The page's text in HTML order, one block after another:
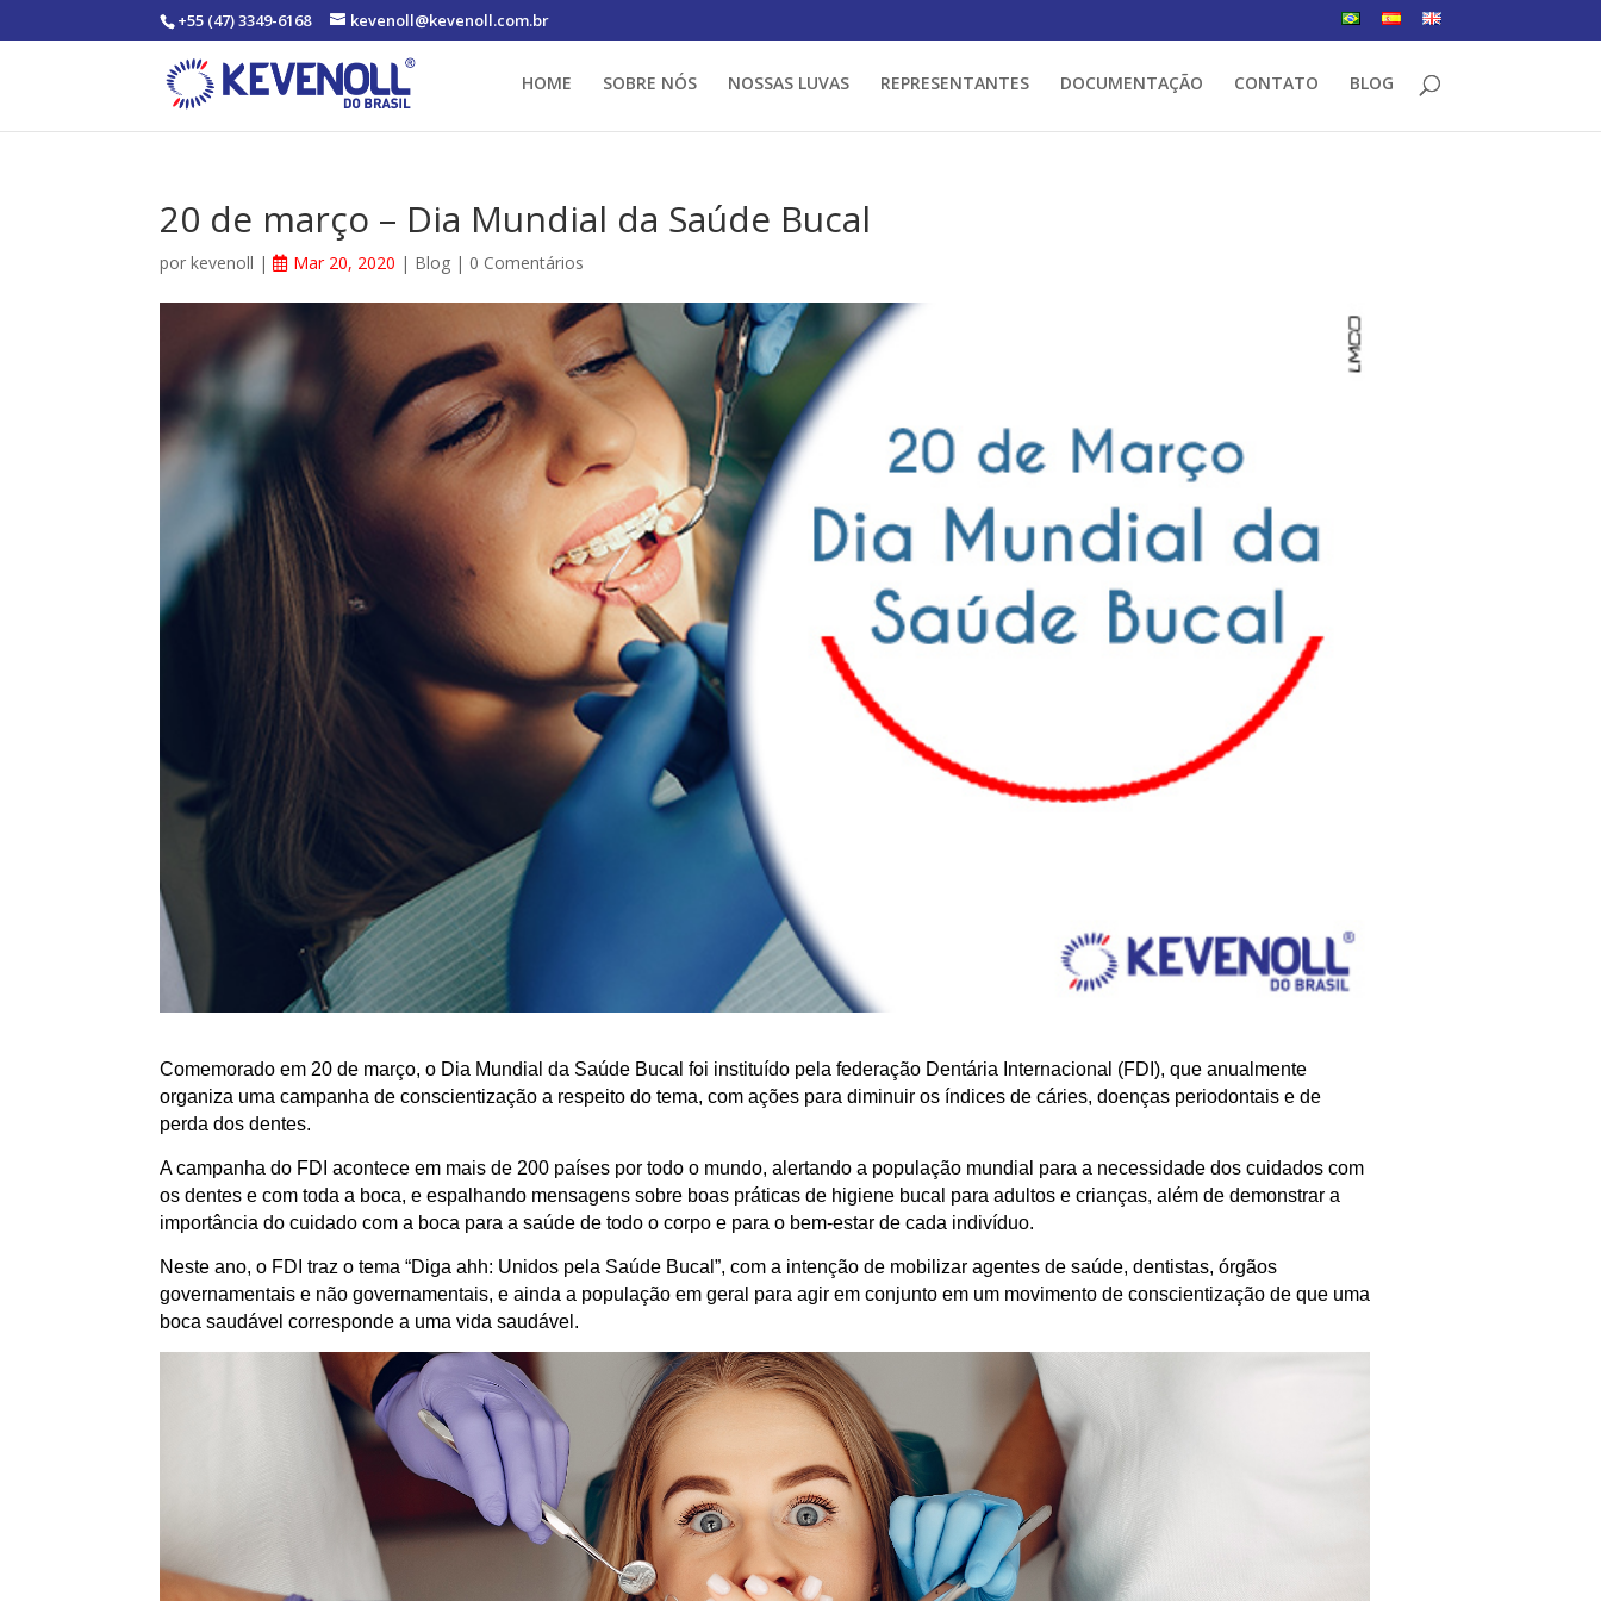
+55 (47) 3349-6168 kevenoll@kevenoll.com.br
HOME SOBRE NÓS NOSSAS LUVAS REPRESENTANTES DOCUMENTAÇÃO CONTATO BLOG
20 de março – Dia Mundial da Saúde Bucal
porkevenoll | Mar 20, 2020 | Blog | 0 Comentários
Comemorado em 20 de março, o Dia Mundial da Saúde Bucal foi instituído pela federação Dentária Internacional (FDI), que anualmente
organiza uma campanha de conscientização a respeito do tema, com ações para diminuir os índices de cáries, doenças periodontais e de
perda dos dentes.
A campanha do FDI acontece em mais de 200 países por todo o mundo, alertando a população mundial para a necessidade dos cuidados com
os dentes e com toda a boca, e espalhando mensagens sobre boas práticas de higiene bucal para adultos e crianças, além de demonstrar a
importância do cuidado com a boca para a saúde de todo o corpo e para o bem-estar de cada indivíduo.
Neste ano, o FDI traz o tema “Diga ahh: Unidos pela Saúde Bucal”, com a intenção de mobilizar agentes de saúde, dentistas, órgãos
governamentais e não governamentais, e ainda a população em geral para agir em conjunto em um movimento de conscientização de que uma
boca saudável corresponde a uma vida saudável.